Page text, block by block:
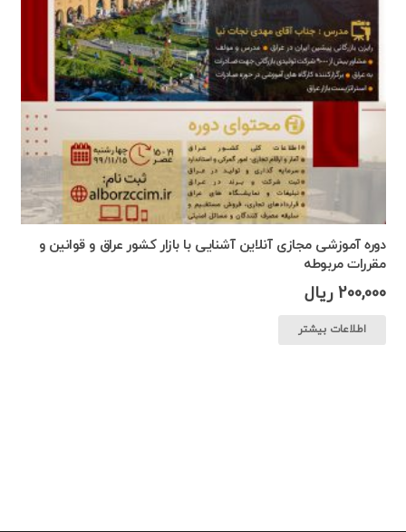
دوره آموزشی مجازی آنلاین آشنایی با بازار کشور عراق و قوانین و
مقررات مربوطه
200,000 ریال
اطلاعات بیشتر